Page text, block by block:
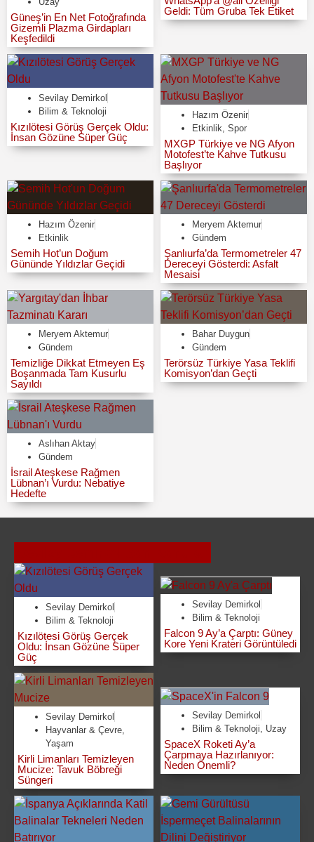
Güneş’in En Net Fotoğrafında
Gizemli Plazma Girdapları
Keşfedildi
Geldi: Tüm Gruba Tek Etiket
Sevilay Demirkol
Bilim & Teknoloji
Kızılötesi Görüş Gerçek Oldu:
İnsan Gözüne Süper Güç
Hazım Özenir
Etkinlik, Spor
MXGP Türkiye ve NG Afyon
Motofest’te Kahve Tutkusu
Başlıyor
Hazım Özenir
Etkinlik
Semih Hot’un Doğum
Gününde Yıldızlar Geçidi
Meryem Aktemur
Gündem
Şanlıurfa’da Termometreler 47
Dereceyi Gösterdi: Asfalt
Mesaisi
Meryem Aktemur
Gündem
Temizliğe Dikkat Etmeyen Eş
Boşanmada Tam Kusurlu
Sayıldı
Bahar Duygun
Gündem
Terörsüz Türkiye Yasa Teklifi
Komisyon’dan Geçti
Aslıhan Aktay
Gündem
İsrail Ateşkese Rağmen
Lübnan’ı Vurdu: Nebatiye
Hedefte
Sevilay Demirkol
Bilim & Teknoloji
Kızılötesi Görüş Gerçek
Oldu: İnsan Gözüne Süper
Güç
Sevilay Demirkol
Bilim & Teknoloji
Falcon 9 Ay’a Çarptı: Güney
Kore Yeni Krateri Görüntüledi
Sevilay Demirkol
Hayvanlar & Çevre,
Yaşam
Kirli Limanları Temizleyen
Mucize: Tavuk Böbreği
Süngeri
Sevilay Demirkol
Bilim & Teknoloji, Uzay
SpaceX Roketi Ay’a
Çarpmaya Hazırlanıyor:
Neden Önemli?